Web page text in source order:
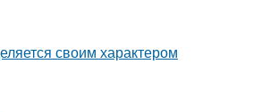
своим характером